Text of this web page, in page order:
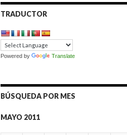
TRADUCTOR
Powered by Translate
BÚSQUEDA POR MES
MAYO 2011